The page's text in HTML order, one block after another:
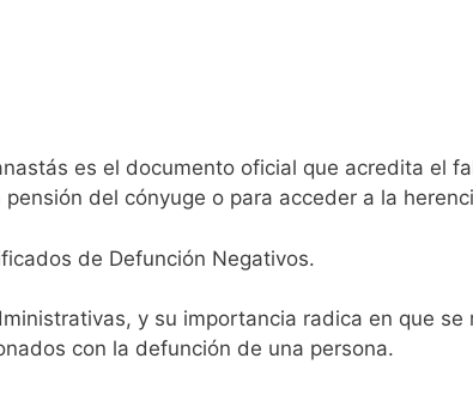
es el documento oficial que acredita el
del cónyuge o para acceder a la
de Defunción Negativos.
y su importancia radica en que
con la defunción de una persona.